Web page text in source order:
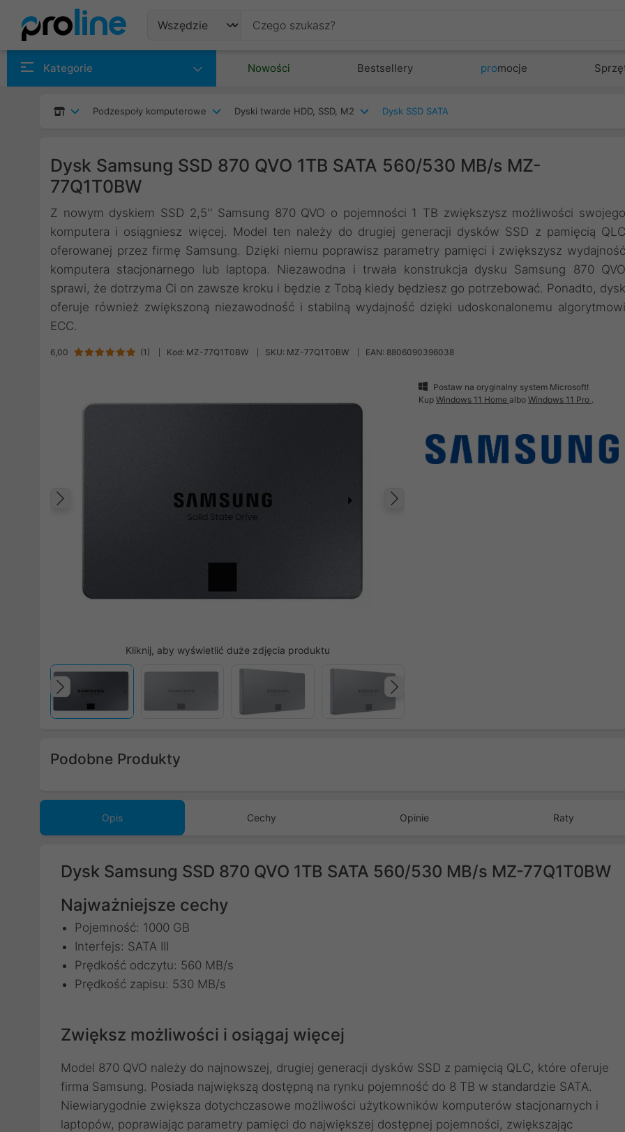
Kategorie Nowości Bestsellery promocje
Podzespoły komputerowe Dyski twarde HDD, SSD, M2 Dysk SSD SATA
Dysk Samsung SSD 870 QVO 1TB SATA 560/530 MB/s MZ-
77Q1T0BW
Z nowym dyskiem SSD 2,5'' Samsung 870 QVO o pojemności 1 TB zwiększysz możliwości swojego
komputera i osiągniesz więcej. Model ten należy do drugiej generacji dysków SSD z pamięcią QLC
oferowanej przez firmę Samsung. Dzięki niemu poprawisz parametry pamięci i zwiększysz wydajność
komputera stacjonarnego lub laptopa. Niezawodna i trwała konstrukcja dysku Samsung 870 QVO
sprawi, że dotrzyma Ci on zawsze kroku i będzie z Tobą kiedy będziesz go potrzebować. Ponadto, dysk
oferuje również zwiększoną niezawodność i stabilną wydajność dzięki udoskonalonemu algorytmowi
ECC.
6,00 (1 ) Kod: MZ-77Q1T0BW SKU: MZ-77Q1T0BW EAN: 8806090396038
Kliknij, aby wyświetlić duże zdjęcia produktu
Poprzedni
Postaw na oryginalny system Microsoft!
KupWindows 11 HomealboWindows 11 Pro .
Podobne Produkty
Opis Cechy Opinie Raty
Dysk Samsung SSD 870 QVO 1TB SATA 560/530 MB/s MZ-77Q1T0BW
Najważniejsze cechy
Pojemność: 1000 GB
Interfejs: SATA III
Prędkość odczytu: 560 MB/s
Prędkość zapisu: 530 MB/s
Zwiększ możliwości i osiągaj więcej
Model 870 QVO należy do najnowszej, drugiej generacji dysków SSD z pamięcią QLC, które oferuje
firma Samsung. Posiada największą dostępną na rynku pojemność do 8 TB w standardzie SATA.
Niewiarygodnie zwiększa dotychczasowe możliwości użytkowników komputerów stacjonarnych i
laptopów, poprawiając parametry pamięci do największej dostępnej pojemności, zwiększając